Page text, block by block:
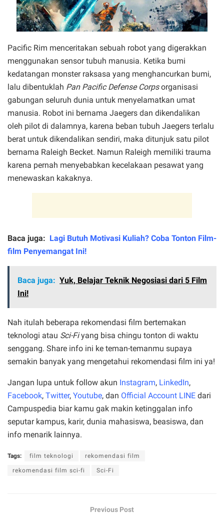
Pacific Rim menceritakan sebuah robot yang digerakkan
menggunakan sensor tubuh manusia. Ketika bumi
kedatangan monster raksasa yang menghancurkan bumi,
lalu dibentuklah Pan Pacific Defense Corpsorganisasi
gabungan seluruh dunia untuk menyelamatkan umat
manusia. Robot ini bernama Jaegers dan dikendalikan
oleh pilot di dalamnya, karena beban tubuh Jaegers terlalu
berat untuk dikendalikan sendiri, maka ditunjuk satu pilot
bernama Raleigh Becket. Namun Raleigh memiliki trauma
karena pernah menyebabkan kecelakaan pesawat yang
menewaskan kakaknya.
Baca juga: Lagi Butuh Motivasi Kuliah? Coba Tonton Film-
film Penyemangat Ini!
Baca juga: Yuk, Belajar Teknik Negosiasi dari 5 Film
Ini!
Nah itulah beberapa rekomendasi film bertemakan
teknologi atau Sci-Fiyang bisa chingu tonton di waktu
senggang. Share info ini ke teman-temanmu supaya
semakin banyak yang mengetahui rekomendasi film ini ya!
Jangan lupa untuk follow akun Instagram, LinkedIn,
Facebook, Twitter, Youtube, dan Official Account LINE dari
Campuspedia biar kamu gak makin ketinggalan info
seputar kampus, karir, dunia mahasiswa, beasiswa, dan
info menarik lainnya.
Tags: film teknologi rekomendasi film
rekomendasi film sci-fi Sci-Fi
Previous Post